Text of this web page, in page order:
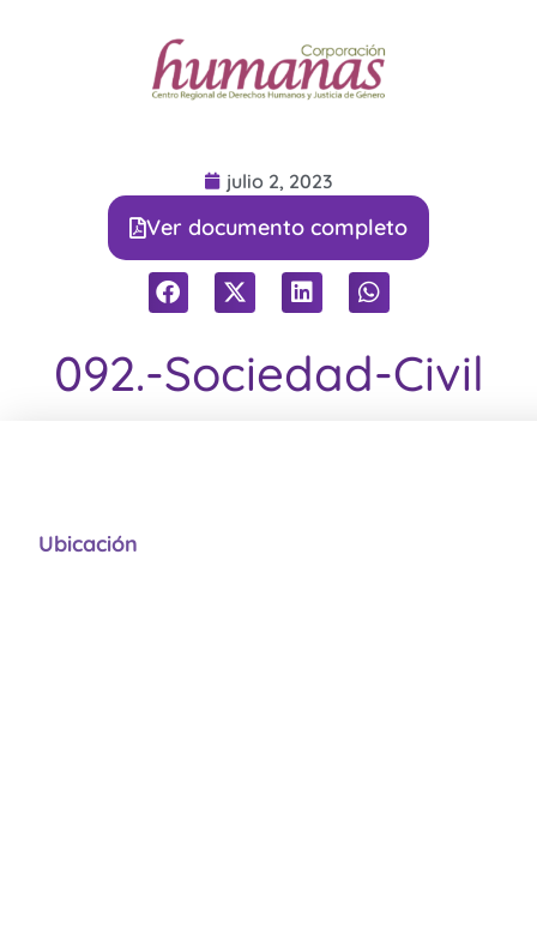
092.-Sociedad-Civil
julio 2, 2023
Ver documento completo
Ubicación